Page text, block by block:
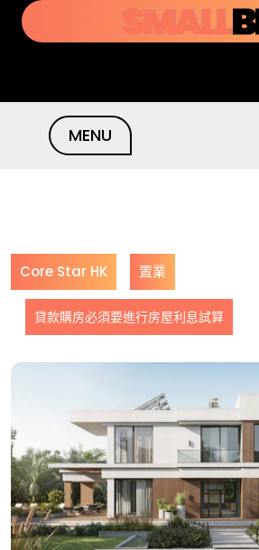
content
MENU
Core Star HK 置業
貸款購房必須要進行房屋利息試算